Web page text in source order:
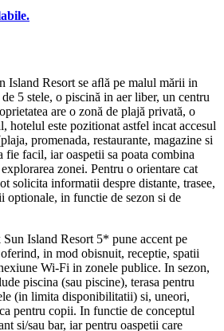
Island Resort se aﬂă pe malul mării in
5 stele, o piscină in aer liber, un centru
are o zonă de plajă privată, o
hotelul este pozitionat astfel incat accesul
promenada, restaurante, magazine si
fie facil, iar oaspetii sa poata combina
zonei. Pentru o orientare cat
solicita informatii despre distante, trasee,
optionale, in functie de sezon si de
Island Resort 5* pune accent pe
in mod obisnuit, receptie, spatii
Wi‑Fi in zonele publice. In sezon,
piscina (sau piscine), terasa pentru
(in limita disponibilitatii) si, uneori,
pentru copii. In functie de conceptul
si/sau bar, iar pentru oaspetii care